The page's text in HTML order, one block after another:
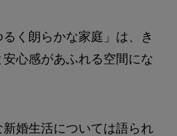
く朗らかな家庭」は、き
心感があふれる空間にな
婚生活については語られ